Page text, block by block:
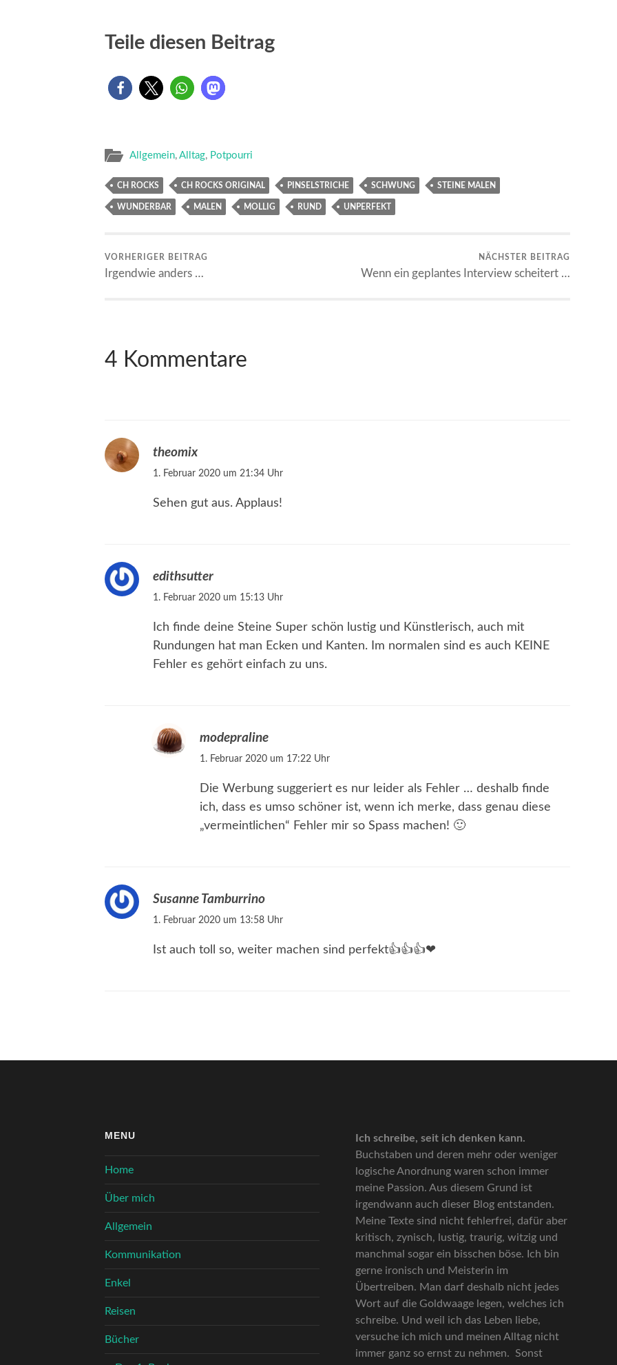
Teile diesen Beitrag
Allgemein, Alltag, Potpourri
CH ROCKS CH ROCKS ORIGINAL PINSELSTRICHE SCHWUNG STEINE MALEN
WUNDERBAR MALEN MOLLIG RUND UNPERFEKT
VORHERIGER BEITRAG
Irgendwie anders …
NÄCHSTER BEITRAG
Wenn ein geplantes Interview scheitert …
4 Kommentare
theomix
1. Februar 2020 um 21:34 Uhr
Sehen gut aus. Applaus!
edithsutter
1. Februar 2020 um 15:13 Uhr
Ich finde deine Steine Super schön lustig und Künstlerisch, auch mit
Rundungen hat man Ecken und Kanten. Im normalen sind es auch KEINE
Fehler es gehört einfach zu uns.
modepraline
1. Februar 2020 um 17:22 Uhr
Die Werbung suggeriert es nur leider als Fehler … deshalb finde
ich, dass es umso schöner ist, wenn ich merke, dass genau diese
„vermeintlichen“ Fehler mir so Spass machen! 🙂
Susanne Tamburrino
1. Februar 2020 um 13:58 Uhr
Ist auch toll so, weiter machen sind perfekt👍👍👍❤
MENU
Home
Über mich
Allgemein
Kommunikation
Enkel
Reisen
Bücher
Ich schreibe, seit ich denken kann.
Buchstaben und deren mehr oder weniger
logische Anordnung waren schon immer
meine Passion. Aus diesem Grund ist
irgendwann auch dieser Blog entstanden.
Meine Texte sind nicht fehlerfrei, dafür aber
kritisch, zynisch, lustig, traurig, witzig und
manchmal sogar ein bisschen böse. Ich bin
gerne ironisch und Meisterin im
Übertreiben. Man darf deshalb nicht jedes
Wort auf die Goldwaage legen, welches ich
schreibe. Und weil ich das Leben liebe,
versuche ich mich und meinen Alltag nicht
immer ganz so ernst zu nehmen. Sonst